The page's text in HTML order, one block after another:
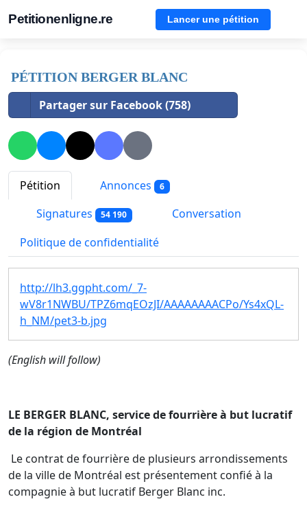
Petitionenligne.re Lancer une pétition
PÉTITION BERGER BLANC
Partager sur Facebook (758)
Pétition Annonces 6
Signatures 54 190
Conversation
Politique de confidentialité
http://lh3.ggpht.com/_7-
wV8r1NWBU/TPZ6mqEOzJI/AAAAAAAACPo/Ys4xQL-
h_NM/pet3-b.jpg
(English will follow)
LE BERGER BLANC, service de fourrière à but lucratif
de la région de Montréal
Le contrat de fourrière de plusieurs arrondissements
de la ville de Montréal est présentement confié à la
compagnie à but lucratif Berger Blanc inc.